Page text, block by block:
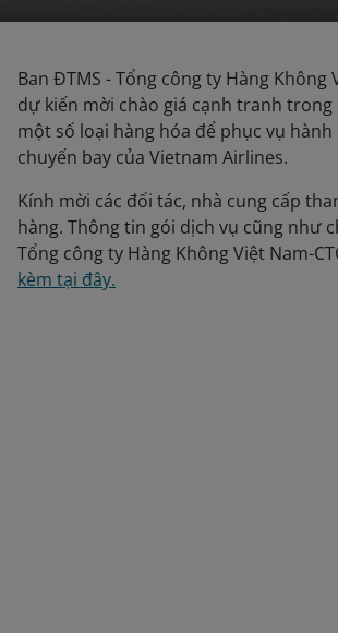
Ban ĐTMS - Tổng công ty Hàng Không
dự kiến mời chào giá cạnh tranh trong
một số loại hàng hóa để phục vụ
chuyến bay của Vietnam Airlines.
Kính mời các đối tác, nhà cung cấp
hàng. Thông tin gói dịch vụ cũng như
Tổng công ty Hàng Không Việt Nam-
kèm tại đây.